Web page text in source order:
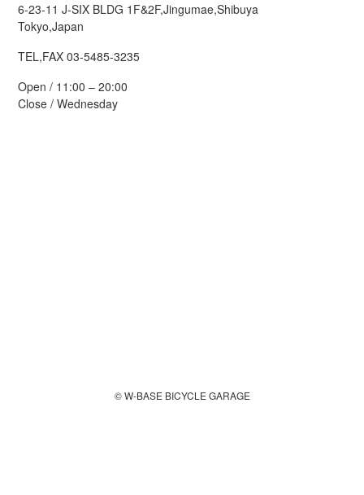
6-23-11 J-SIX BLDG 1F&2F,Jingumae,Shibuya
Tokyo,Japan
TEL,FAX 03-5485-3235
Open / 11:00 – 20:00
Close / Wednesday
© W-BASE BICYCLE GARAGE